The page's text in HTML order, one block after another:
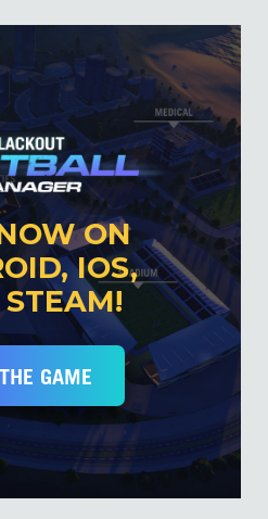
ON
IOS,
GAME